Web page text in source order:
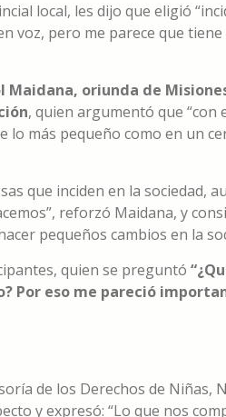
local, les dijo que eligió
voz, pero me parece que
Maidana, oriunda de
, quien argumentó que “con
lo más pequeño como en un
que inciden en la sociedad,
reforzó Maidana, y
pequeños cambios en la
quien se preguntó
Por eso me pareció
de los Derechos de Niñas,
y expresó: “Lo que nos